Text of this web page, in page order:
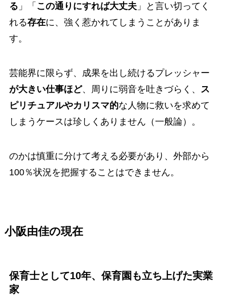
る 」「 この通りにすれば大丈夫」と言い切ってく
れる存在に、強く惹かれてしまうことがありま
す。
芸能界に限らず、成果を出し続けるプレッシャー
が大きい仕事ほど、周りに弱音を吐きづらく、
ス
ピリチュアルやカリスマ的な人物に救いを求めて
しまうケースは珍しくありません（一般論）。
のかは慎重に分けて考える必要があり、外部から
100％状況を把握することはできません。
小阪由佳の現在
保育士として10年、保育園も立ち上げた実業
家